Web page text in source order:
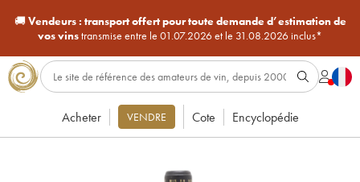
🚚Vendeurs : transport offert pour toute demande d’estimation de
vos vinstransmise entre le 01.07.2026 et le 31.08.2026 inclus*
Acheter VENDRE Cote Encyclopédie